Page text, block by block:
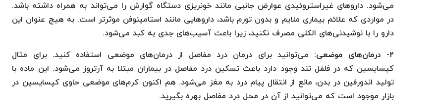
می‌شود. داروهای غیراستروئیدی عوارض جانبی مانند خونریزی دستگاه گوارش را می‌تواند به همراه داشته باشد.
در مواردی که علائم بیماری ملایم و بدون تورم باشد، داروهایی مانند استامینوفن موثرتر است. به هیچ عنوان این
دارو را با نوشیدنی‌های الکلی مصرف نکنید، زیرا باعث آسیب‌های جدی به کبد می‌شود.
۲- درمان‌های موضعی:
می‌توانید برای درمان درد مفاصل از درمان‌های موضعی استفاده کنید. برای مثال
کپسایسین که در فلفل تند وجود دارد باعث تسکین درد مفاصل در بیماران مبتلا به آرتروز می‌شود. این ماده با
تولید اندورفین در بدن، مانع از انتقال پیام درد به مغز می‌شود. هم اکنون کرم‌های موضعی حاوی کپسایسین در
بازار موجود است که می‌توانید از آن در محل درد مفاصل بهره بگیرید.